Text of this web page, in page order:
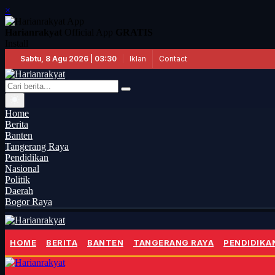
×
Sabtu, 8 Agu 2026 | 03:30 Iklan Contact
Home
Berita
Banten
Tangerang Raya
Pendidikan
Nasional
Politik
Daerah
Bogor Raya
HOME BERITA BANTEN TANGERANG RAYA